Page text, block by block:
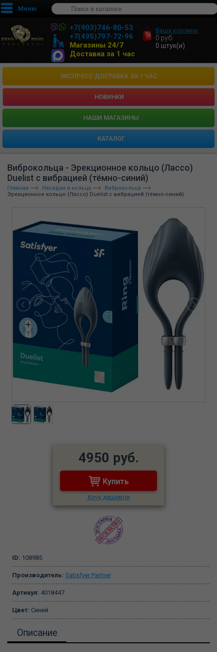
Меню
+7(903)746-80-53
+7(495)797-72-96
Магазины 24/7
Доставка за 1 час
Ваша корзина
0 руб.
0 штук(и)
ЭКСПРЕСС ДОСТАВКА ЗА 1 ЧАС
НОВИНКИ
HАШИ МАГАЗИНЫ
КАТАЛОГ
Виброкольца - Эрекционное кольцо (Лассо)
Duelist с вибрацией (тёмно-синий)
Главная Насадки и кольца
Виброкольца
Эрекционное кольцо (Лассо) Duelist с вибрацией (тёмно-синий)
4950 руб.
Купить
Хочу дешевле
ID: 108985
Производитель: Satisfyer Partner
Артикул: 4018447
Цвет: Синий
Описание